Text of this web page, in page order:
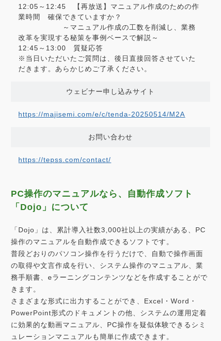
12:05～12:45 【再放送】マニュアル作成のための作
業時間 確保できていますか？
～マニュアル作成の工数を削減し、業務
改革を実現する秘策を事例ベースで解説～
12:45～13:00 質疑応答
※当日いただいたご質問は、後日直接回答させていた
だきます。あらかじめご了承ください。
ウェビナー申し込みサイト
https://majisemi.com/e/c/tenda-20250514/M2A
お問い合わせ
https://tepss.com/contact/
PC操作のマニュアルなら、自動作成ソフト
「Dojo」について
「Dojo」は、累計導入社数3,000社以上の実績がある、PC
操作のマニュアルを自動作成できるソフトです。
普段どおりのパソコン操作を行うだけで、自動で操作画面
の取得や文言作成を行い、システム操作のマニュアル、業
務手順書、eラーニングコンテンツなどを作成することがで
きます。
さまざまな形式に出力することができ、Excel・Word・
PowerPoint形式のドキュメントの他、システムの運用定着
に効果的な動画マニュアル、PC操作を疑似体験できるシミ
ュレーションマニュアルも簡単に作成できます。